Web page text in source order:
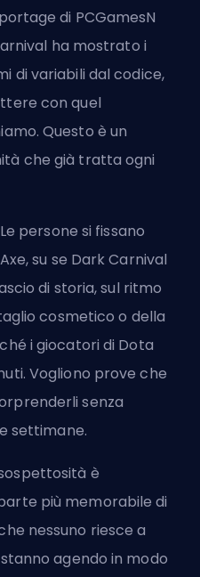
di PCGamesN
ha mostrato i
di variabili dal codice,
con quel
Questo è un
che già tratta ogni
persone si fissano
su se Dark Carnival
di storia, sul ritmo
cosmetico o della
i giocatori di Dota
Vogliono prove che
senza
settimane.
è
più memorabile di
nessuno riesce a
agendo in modo